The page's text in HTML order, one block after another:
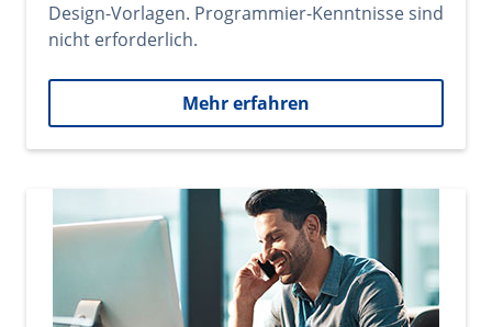
Design-Vorlagen. Programmier-Kenntnisse sind
nicht erforderlich.
Mehr erfahren